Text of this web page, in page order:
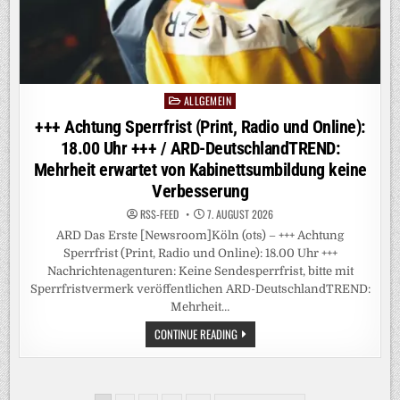
MEIST
SICHER
–
ABER
GEFÜHL
DER
UNSICHERHEIT
IST
Posted
in
ALLGEMEIN
+++ Achtung Sperrfrist (Print, Radio und Online):
18.00 Uhr +++ / ARD-DeutschlandTREND:
Mehrheit erwartet von Kabinettsumbildung keine
Verbesserung
RSS-FEED 7. AUGUST 2026
ARD Das Erste [Newsroom]Köln (ots) – +++ Achtung
Sperrfrist (Print, Radio und Online): 18.00 Uhr +++
Nachrichtenagenturen: Keine Sendesperrfrist, bitte mit
Sperrfristvermerk veröffentlichen ARD-DeutschlandTREND:
Mehrheit…
CONTINUE READING+++
ACHTUNG
SPERRFRIST